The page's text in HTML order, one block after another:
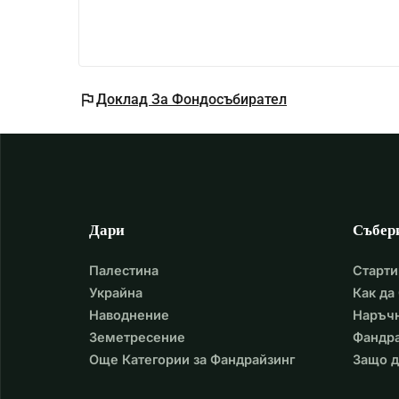
flagДоклад За Фондосъбирател
Дари
Палестина
Украйна
Наводнение
Земетресение
Още Категории за Фандрайзинг
Как
Защо